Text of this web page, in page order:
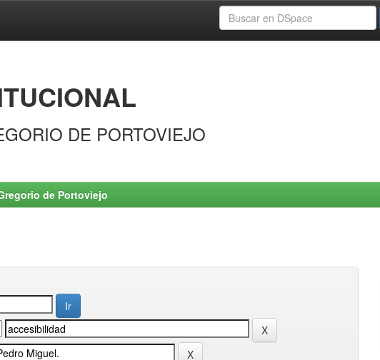
DE PORTOVIEJO
de Portoviejo